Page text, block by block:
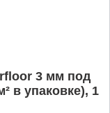
3 мм под
в упаковке), 1